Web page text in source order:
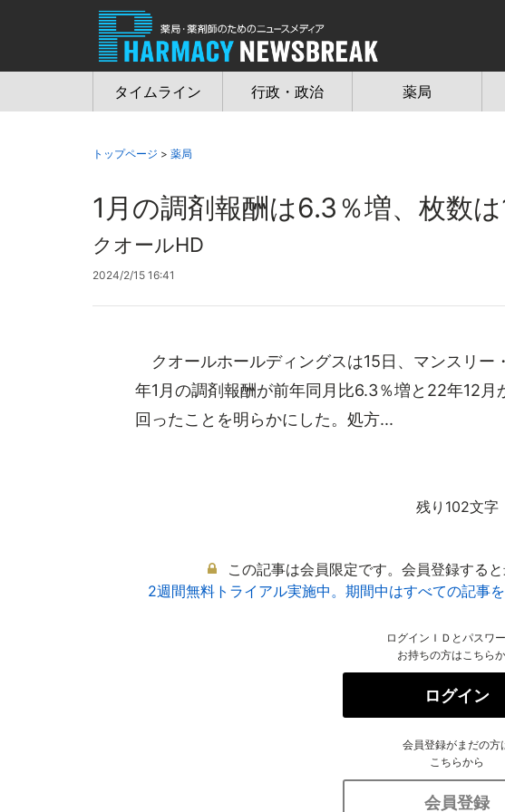
タイムライン 行政・政治 薬局
トップページ > 薬局
1月の調剤報酬は6.3％増、枚数
クオールHD
2024/2/15 16:41
クオールホールディングスは15日、マンスリー
年1月の調剤報酬が前年同月比6.3％増と22年12
回ったことを明らかにした。処方...
残り102文字
この記事は会員限定です。会員登録する
2週間無料トライアル実施中。期間中はすべての記事
ログインＩＤとパスワ
お持ちの方はこちら
ログイン
会員登録がまだの方
こちらから
会員登録